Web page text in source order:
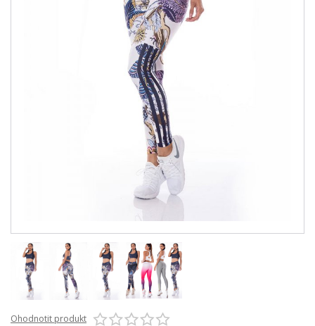
Ohodnotit produkt